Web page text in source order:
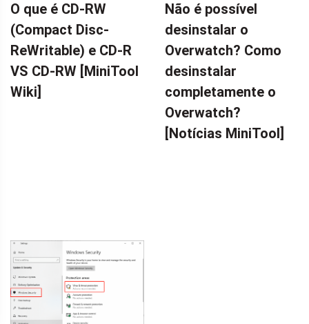
WIKI
O que é CD-RW
(Compact Disc-
ReWritable) e CD-R
VS CD-RW [MiniTool
Wiki]
Não é possível
desinstalar o
Overwatch? Como
desinstalar
completamente o
Overwatch?
[Notícias MiniTool]